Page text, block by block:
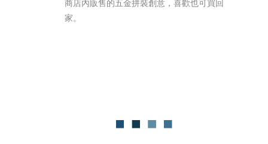
商店內販售的五金拼裝創意，喜歡也可買回
家。